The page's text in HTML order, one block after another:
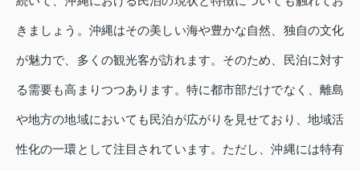
きましょう。沖縄はその美しい海や豊かな自然、独自の文化
が魅力で、多くの観光客が訪れます。そのため、民泊に対す
る需要も高まりつつあります。特に都市部だけでなく、離島
や地方の地域においても民泊が広がりを見せており、地域活
性化の一環として注目されています。ただし、沖縄には特有